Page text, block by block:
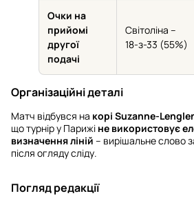
Очки на
прийомі
другої
подачі
Світоліна –
18-з-33 (55%)
Організаційні деталі
Матч відбувся на корі Suzanne-
що турнір у Парижі не використовує
визначення ліній – вирішальне слово
після огляду сліду.
Погляд редакції